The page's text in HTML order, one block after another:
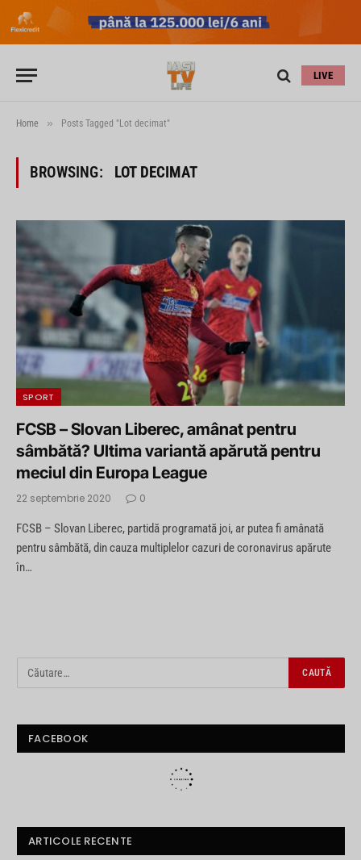
LIVE
Home » Posts Tagged "Lot decimat"
BROWSING: LOT DECIMAT
SPORT
FCSB – Slovan Liberec, amânat pentru
sâmbătă? Ultima variantă apărută pentru
meciul din Europa League
22 septembrie 2020 0
FCSB – Slovan Liberec, partidă programată joi, ar putea fi amânată
pentru sâmbătă, din cauza multiplelor cazuri de coronavirus apărute
în…
FACEBOOK
ARTICOLE RECENTE